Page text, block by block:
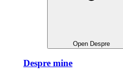
Open Despre
Despre mine